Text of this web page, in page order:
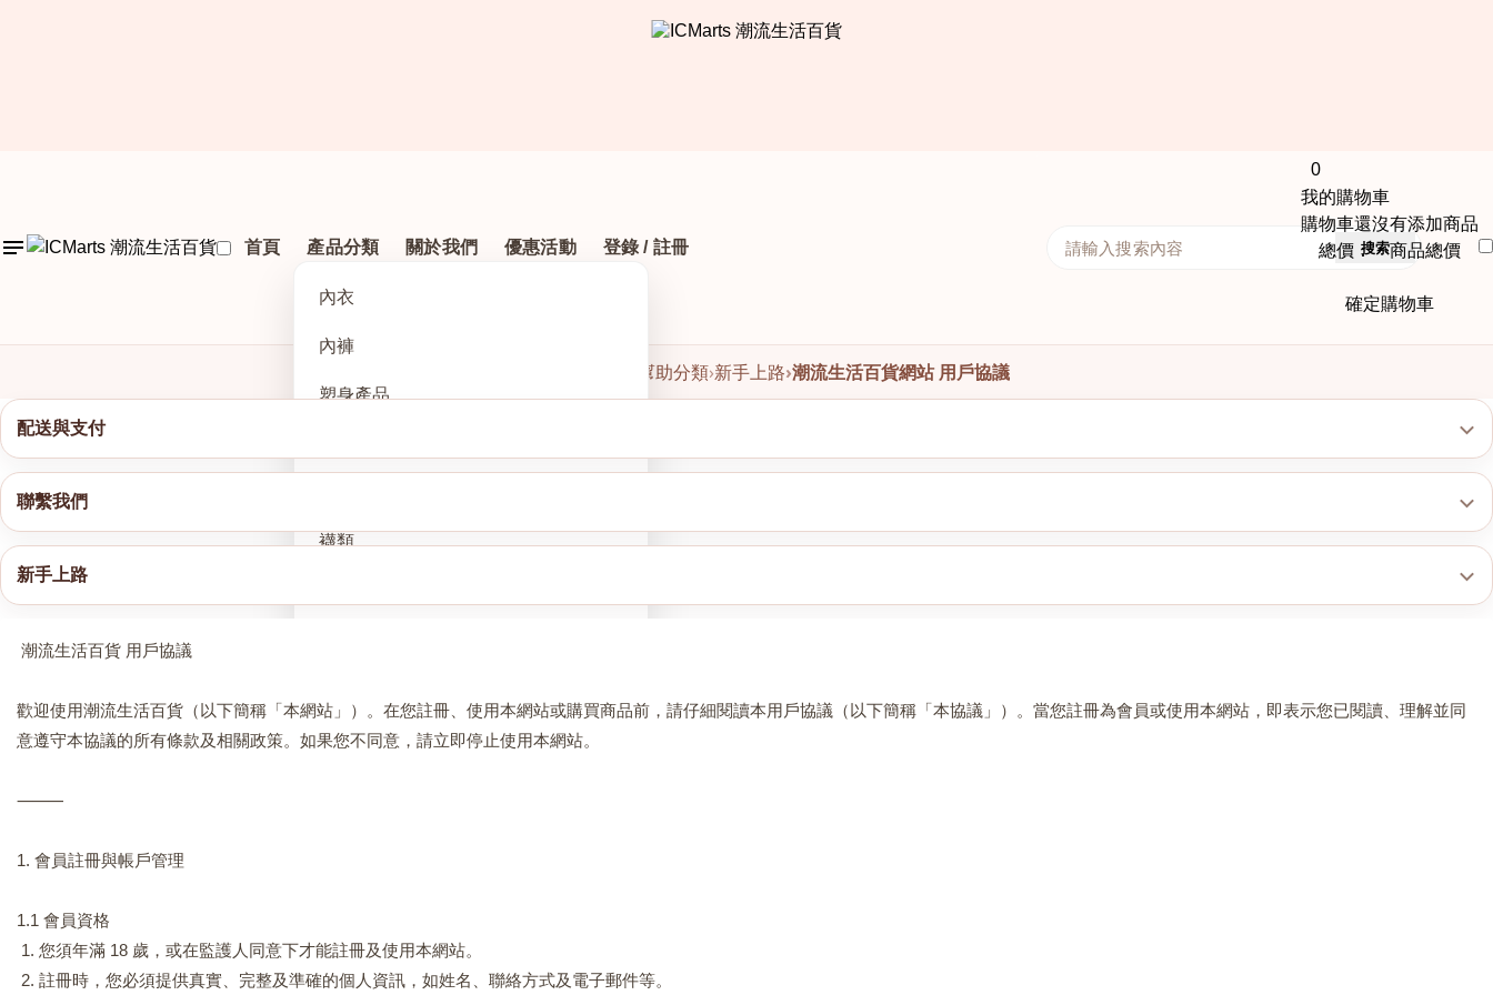
首頁 產品分類
內衣
內褲
塑身產品
襪類
關於我們 優惠活動 登錄 / 註冊
0
我的購物車
購物車還沒有添加商品
總價： 商品總價
確定購物車
搜索
網店幫助分類›新手上路›潮流生活百貨網站 用戶協議
配送與支付
聯繫我們
新手上路
潮流生活百貨 用戶協議
歡迎使用潮流生活百貨（以下簡稱「本網站」）。在您註冊、使用本網站或購買商品前，請仔細閱讀本用戶協議（以下簡稱「本協議」）。當您註冊為會員或使用本網站，即表示您已閱讀、理解並同
意遵守本協議的所有條款及相關政策。如果您不同意，請立即停止使用本網站。
⸻
1. 會員註冊與帳戶管理
1.1 會員資格
1. 您須年滿 18 歲，或在監護人同意下才能註冊及使用本網站。
2. 註冊時，您必須提供真實、完整及準確的個人資訊，如姓名、聯絡方式及電子郵件等。